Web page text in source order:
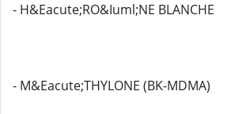
- H&Eacute;RO&Iuml;NE BLANCHE
- M&Eacute;THYLONE (BK-MDMA)